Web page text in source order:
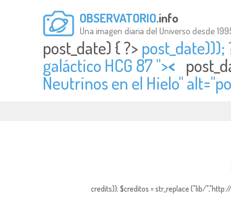
OBSERVATORIO.info
Una imagen diaria del Universo desde
post_date) { ?> post_date)));
galáctico HCG 87 "><
Neutrinos en el Hielo" alt="
credits)); $creditos = str_replace ("lib/